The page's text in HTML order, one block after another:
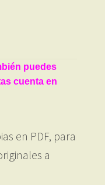
puedes
cuenta en
en PDF, para
a